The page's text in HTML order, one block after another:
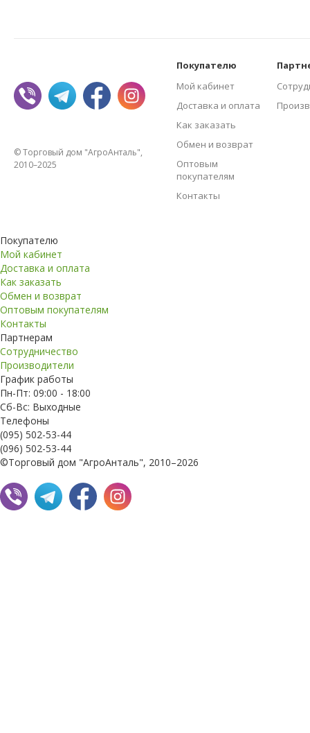
© Торговый дом "АгроАнталь",
2010–2025
Покупателю
Мой кабинет
Доставка и оплата
Как заказать
Обмен и возврат
Оптовым
покупателям
Контакты
Покупателю
Мой кабинет
Доставка и оплата
Как заказать
Обмен и возврат
Оптовым покупателям
Контакты
Партнерам
Сотрудничество
Производители
График работы
Пн-Пт: 09:00 - 18:00
Сб-Вс: Выходные
Телефоны
(095) 502-53-44
(096) 502-53-44
©Торговый дом "АгроАнталь", 2010–2026